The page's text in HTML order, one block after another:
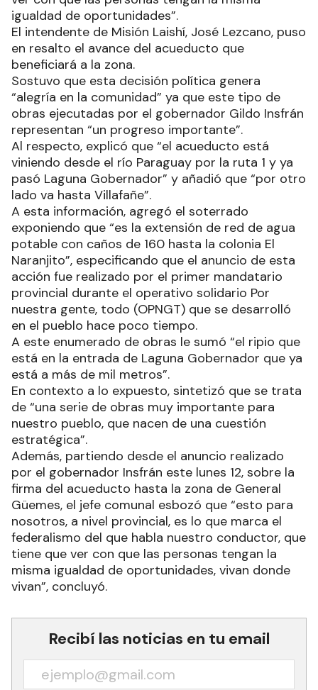
igualdad de oportunidades”.
El intendente de Misión Laishí, José Lezcano, puso
en resalto el avance del acueducto que
beneficiará a la zona.
Sostuvo que esta decisión política genera
“alegría en la comunidad” ya que este tipo de
obras ejecutadas por el gobernador Gildo Insfrán
representan “un progreso importante”.
Al respecto, explicó que “el acueducto está
viniendo desde el río Paraguay por la ruta 1 y ya
pasó Laguna Gobernador” y añadió que “por otro
lado va hasta Villafañe”.
A esta información, agregó el soterrado
exponiendo que “es la extensión de red de agua
potable con caños de 160 hasta la colonia El
Naranjito”, especificando que el anuncio de esta
acción fue realizado por el primer mandatario
provincial durante el operativo solidario Por
nuestra gente, todo (OPNGT) que se desarrolló
en el pueblo hace poco tiempo.
A este enumerado de obras le sumó “el ripio que
está en la entrada de Laguna Gobernador que ya
está a más de mil metros”.
En contexto a lo expuesto, sintetizó que se trata
de “una serie de obras muy importante para
nuestro pueblo, que nacen de una cuestión
estratégica”.
Además, partiendo desde el anuncio realizado
por el gobernador Insfrán este lunes 12, sobre la
firma del acueducto hasta la zona de General
Güemes, el jefe comunal esbozó que “esto para
nosotros, a nivel provincial, es lo que marca el
federalismo del que habla nuestro conductor, que
tiene que ver con que las personas tengan la
misma igualdad de oportunidades, vivan donde
vivan”, concluyó.
Recibí las noticias en tu email